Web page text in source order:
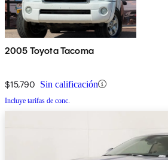
2005 Toyota Tacoma
$15,790 Sin calificación
Incluye tarifas de conc.